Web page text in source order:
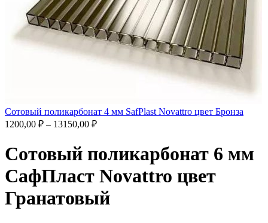
Сотовый поликарбонат 4 мм SafPlast Novattro цвет Бронза
1200,00 ₽ – 13150,00 ₽
Сотовый поликарбонат 6 мм
СафПласт Novattro цвет
Гранатовый